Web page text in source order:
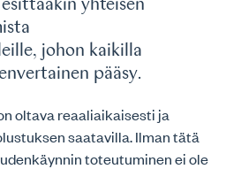
yhteisen
johon kaikilla
pääsy.
oltava reaaliaikaisesti ja
saatavilla. Ilman tätä
toteutuminen ei ole